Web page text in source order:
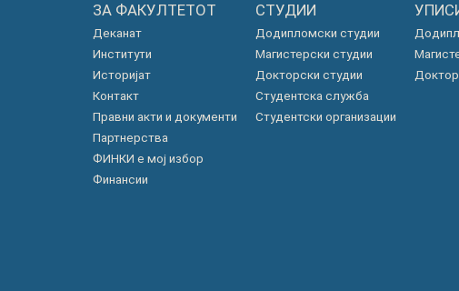
ЗА ФАКУЛТЕТОТ
Деканат
Институти
Историјат
Контакт
Правни акти и документи
Партнерства
ФИНКИ е мој избор
Финансии
СТУДИИ
Додипломски студии
Магистерски студии
Докторски студии
Студентска служба
Студентски организации